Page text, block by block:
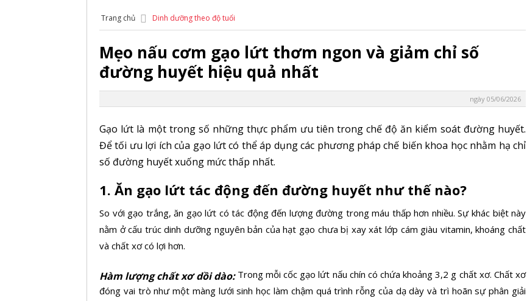
Trang chủ Dinh dưỡng theo độ tuổi
Mẹo nấu cơm gạo lứt thơm ngon và giảm chỉ số
đường huyết hiệu quả nhất
ngày 05/06/2026
Gạo lứt là một trong số những thực phẩm ưu tiên trong chế độ ăn kiểm soát đường huyết.
Để tối ưu lợi ích của gạo lứt có thể áp dụng các phương pháp chế biến khoa học nhằm hạ chỉ
số đường huyết xuống mức thấp nhất.
1. Ăn gạo lứt tác động đến đường huyết như thế nào?
So với gạo trắng, ăn gạo lứt có tác động đến lượng đường trong máu thấp hơn nhiều. Sự khác biệt này
nằm ở cấu trúc dinh dưỡng nguyên bản của hạt gạo chưa bị xay xát lớp cám giàu vitamin, khoáng chất
và chất xơ có lợi hơn.
Hàm lượng chất xơ dồi dào: Trong mỗi cốc gạo lứt nấu chín có chứa khoảng 3,2 g chất xơ. Chất xơ
đóng vai trò như một màng lưới sinh học làm chậm quá trình rỗng của dạ dày và trì hoãn sự phân giải